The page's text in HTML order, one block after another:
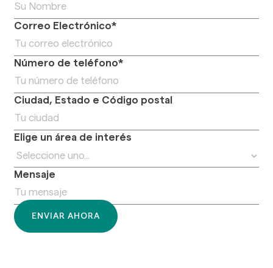
Correo Electrónico*
Número de teléfono*
Ciudad, Estado e Código postal
Elige un área de interés
Mensaje